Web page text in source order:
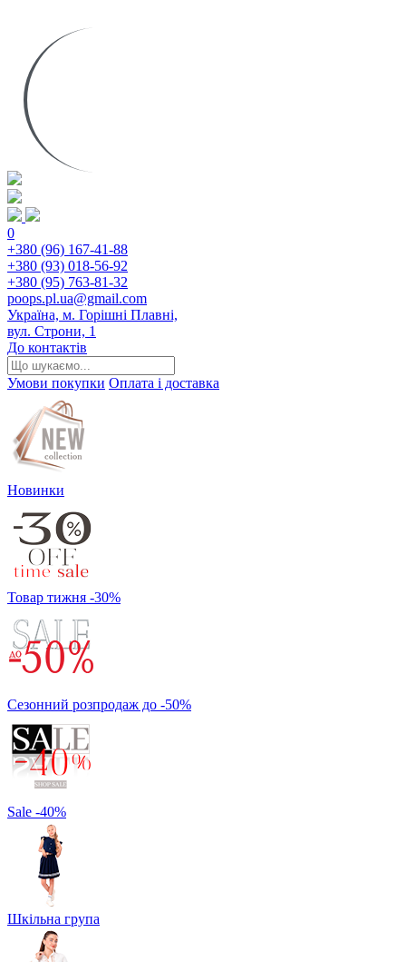
0
+380 (96) 167-41-88
+380 (93) 018-56-92
+380 (95) 763-81-32
poops.pl.ua@gmail.com
Україна, м. Горішні Плавні,
вул. Строни, 1
До контактів
Умови покупки Оплата і доставка
Новинки
Товар тижня -30%
Сезонний розпродаж до -50%
Sale -40%
Шкільна група